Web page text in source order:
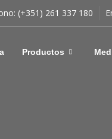
(+351) 261 337 180
Productos